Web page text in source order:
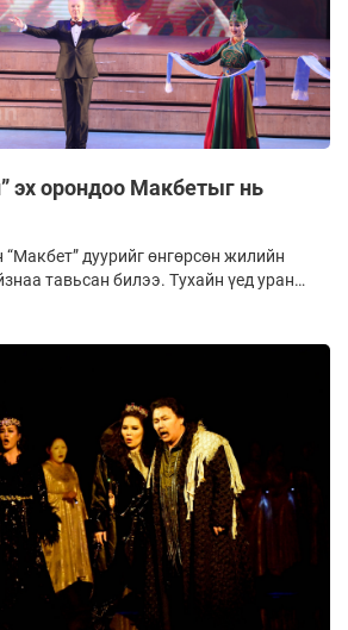
эх орондоо Макбетыг нь
дуурийг өнгөрсөн жилийн
тавьсан билээ. Тухайн үед уран
улсад төдийлөн тоглодоггүй
ч манай баритонууд нас залуу,
зэрэг асуулт гарч байсан билээ. Гэсэн
нь ивээн тэтгэгчдийн хүсэлтийг
зүтгүүлсэн түүхтэй.
ерөнхий найруулагчаар
байсан С.Баттулга ажилласан.
үзэгчид таалан хүлээж авснаас
тоглолоо. Энэ удаа гол дүр
жүжигчин Э.Амартүвшин
байв. Тэрбээр амралтаараа эх
театрынхан өмнө нь хүсэлт тавьсны
хамтран тоглолоо